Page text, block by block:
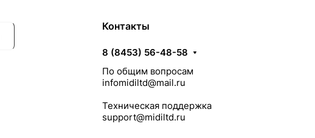
Контакты
8 (8453) 56-48-58
По общим вопросам
infomidiltd@mail.ru
Техническая поддержка
support@midiltd.ru